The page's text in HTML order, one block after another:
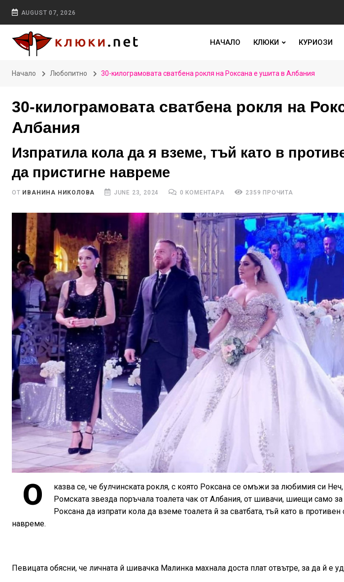
AUGUST 07, 2026
НАЧАЛО КЛЮКИ КУРИОЗИ
Начало Любопитно 30-килограмовата сватбена рокля на Роксана е ушита в Албания
30-килограмовата сватбена рокля на
Албания
Изпратила кола да я вземе, тъй като в
да пристигне навреме
ОТ ИВАНИНА НИКОЛОВА JUNE 23, 2024 0 КОМЕНТАРА 2359 ПРОЧИТА
О
казва се, че булчинската рокля, с която Роксана се омъжи за любимия си
Ромската звезда поръчала тоалета чак от Албания, от шивачи, шиещи само
Роксана да изпрати кола да вземе тоалета й за сватбата, тъй като в
навреме.
Певицата обясни, че личната й шивачка Малинка махнала доста плат отвътре, за да й е